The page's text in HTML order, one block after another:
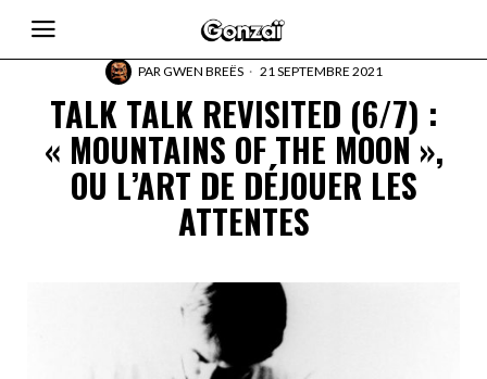
PARGWEN BREËS 21 SEPTEMBRE 2021
TALK TALK REVISITED (6/7) :
« MOUNTAINS OF THE MOON »,
OU L’ART DE DÉJOUER LES
ATTENTES